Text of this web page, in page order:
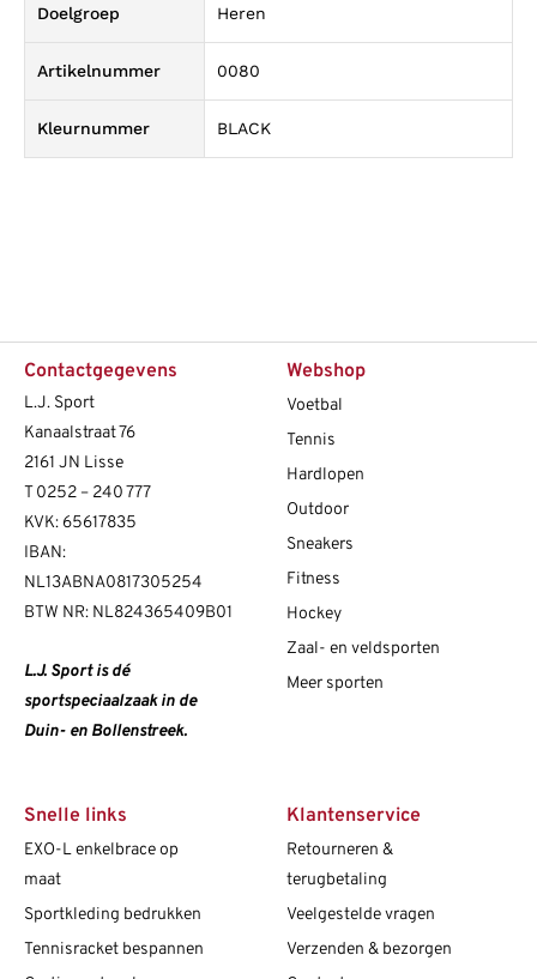
Doelgroep Heren
Artikelnummer 0080
Kleurnummer BLACK
Contactgegevens
L.J. Sport
Kanaalstraat 76
2161 JN Lisse
T0252 – 240 777
KVK: 65617835
IBAN:
NL13ABNA0817305254
BTW NR: NL824365409B01
L.J. Sport is dé
sportspeciaalzaak in de
Duin- en Bollenstreek.
Webshop
Voetbal
Tennis
Hardlopen
Outdoor
Sneakers
Fitness
Hockey
Zaal- en veldsporten
Meer sporten
Snelle links
EXO-L enkelbrace op
maat
Sportkleding bedrukken
Tennisracket bespannen
Klantenservice
Retourneren &
terugbetaling
Veelgestelde vragen
Verzenden & bezorgen